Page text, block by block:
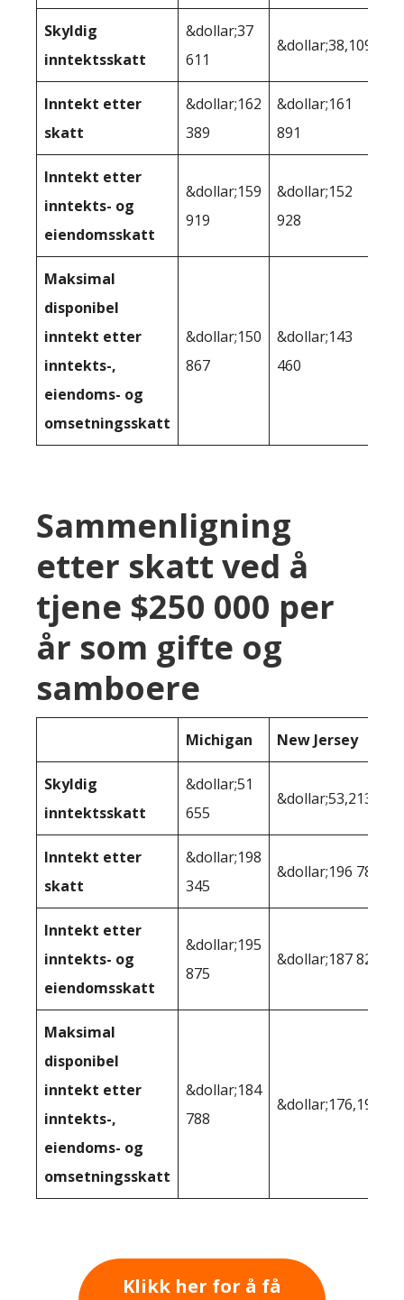
Skyldig
inntektsskatt
&dollar;37
611
&dollar;38,109
Inntekt etter
skatt
&dollar;162
389
&dollar;161
891
Inntekt etter
inntekts- og
eiendomsskatt
&dollar;159
919
&dollar;152
928
Maksimal
disponibel
inntekt etter
inntekts-,
eiendoms- og
omsetningsskatt
&dollar;150
867
&dollar;143
460
Sammenligning
etter skatt ved å
tjene $250 000 per
år som gifte og
samboere
Michigan New Jersey
Skyldig
inntektsskatt
&dollar;51
655
&dollar;53,213
Inntekt etter
skatt
&dollar;198
345
&dollar;196 787
Inntekt etter
inntekts- og
eiendomsskatt
&dollar;195
875
&dollar;187 824
Maksimal
disponibel
inntekt etter
inntekts-,
eiendoms- og
omsetningsskatt
&dollar;184
788
&dollar;176,195
Klikk her for å få